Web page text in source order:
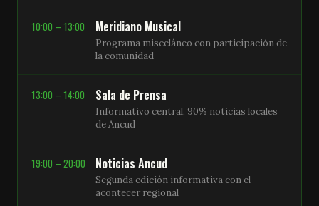
10:00 – 13:00 Meridiano Musical
Programa misceláneo con participación de
la comunidad
13:00 – 14:00 Sala de Prensa
Informativo central, 90% noticias locales
de Ancud
19:00 – 20:00 Noticias Ancud
Segunda edición informativa con el
acontecer regional